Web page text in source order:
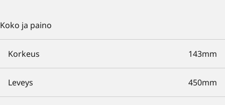
Koko ja paino
Korkeus 143mm
Leveys 450mm